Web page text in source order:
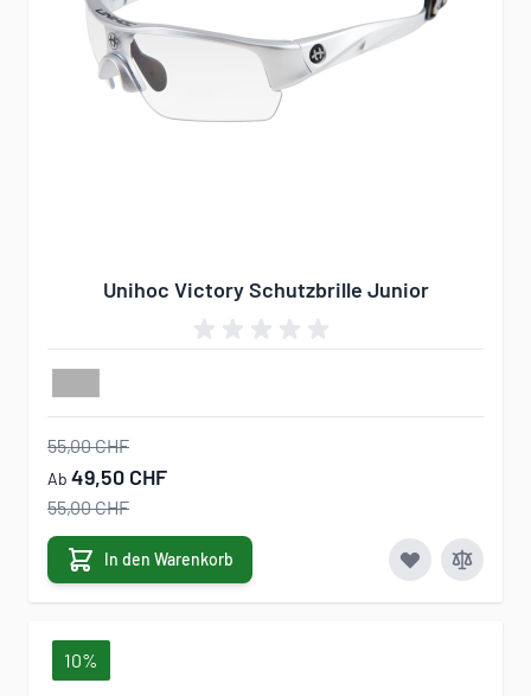
Unihoc Victory Schutzbrille Junior
55,00 CHF
Ab 49,50 CHF
55,00 CHF
In den Warenkorb
10%